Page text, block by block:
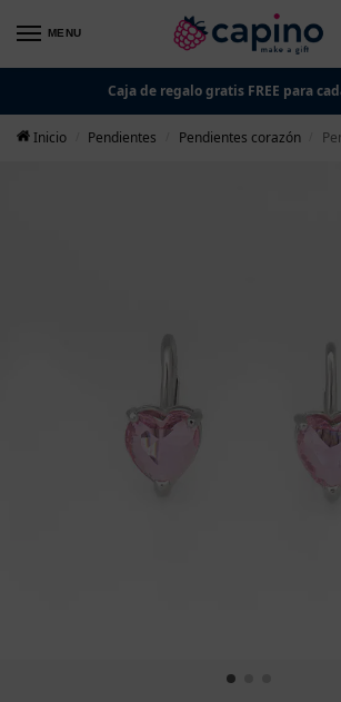
MENU
Caja de regalo gratis FREE para
Inicio Pendientes Pendientes corazón